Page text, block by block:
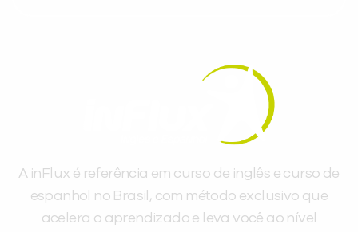
A inFlux é referência em curso de inglês e curso de
espanhol no Brasil, com método exclusivo que
acelera o aprendizado e leva você ao nível